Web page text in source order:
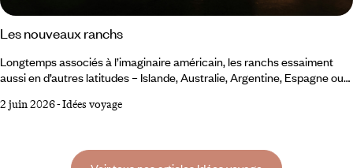
Les nouveaux ranchs
Longtemps associés à l’imaginaire américain, les ranchs essaiment
aussi en d’autres latitudes – Islande, Australie, Argentine, Espagne ou
des zones peu densément habitées, où la nature domine et où l’activité
parmi les plus singuliers.
2 juin 2026-Idées voyage